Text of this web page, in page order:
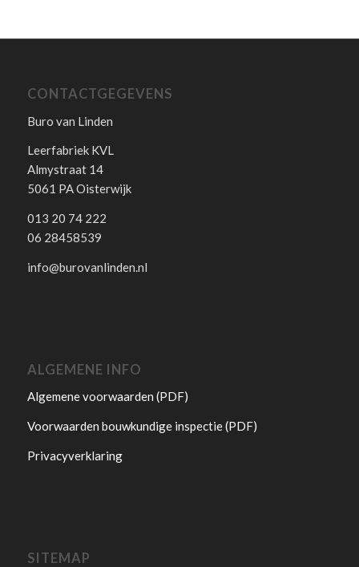
CONTACTGEGEVENS
Buro van Linden
Leerfabriek KVL
Almystraat 14
5061 PA Oisterwijk
013 20 74 222
06 28458539
info@burovanlinden.nl
ALGEMENE INFO
Algemene voorwaarden (PDF)
Voorwaarden bouwkundige inspectie (PDF)
Privacyverklaring
SITEMAP